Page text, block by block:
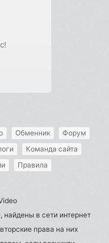
Обменник
Форум
Команда сайта
Правила
в сети интернет
права на них